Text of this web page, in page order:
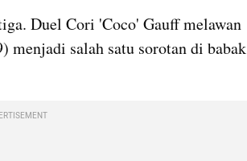
Duel Cori
menjadi salah satu sorotan di babak